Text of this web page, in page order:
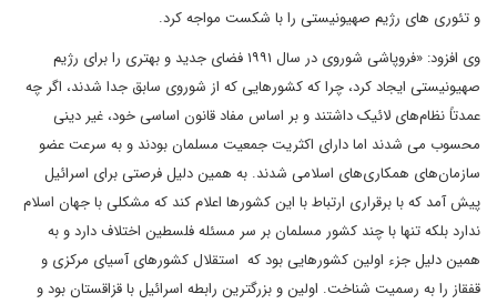
و تئوری های رژیم صهیونیستی را با شکست مواجه کرد.
وی افزود: «فروپاشی شوروی در سال ۱۹۹۱ فضای جدید و بهتری را برای رژیم
صهیونیستی ایجاد کرد، چرا که کشور‌هایی که از شوروی سابق جدا شدند، اگر چه
عمدتاً نظام‌های لائیک داشتند و بر اساس مفاد قانون اساسی خود، غیر دینی
محسوب می شدند اما دارای اکثریت جمعیت مسلمان بودند و به سرعت عضو
سازمان‌های همکاری‌های اسلامی شدند. به همین دلیل فرصتی برای اسرائیل
پیش آمد که با برقراری ارتباط با این کشورها اعلام کند که مشکلی با جهان اسلام
ندارد بلکه تنها با چند کشور مسلمان بر سر مسئله فلسطین اختلاف دارد و به
همین دلیل جزء اولین کشورهایی بود که استقلال کشورهای آسیای مرکزی و
قفقاز را به رسمیت شناخت. اولین و بزرگترین رابطه اسرائیل با قزاقستان بود و